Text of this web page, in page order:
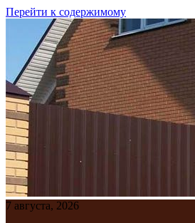
Перейти к содержимому
7 августа, 2026